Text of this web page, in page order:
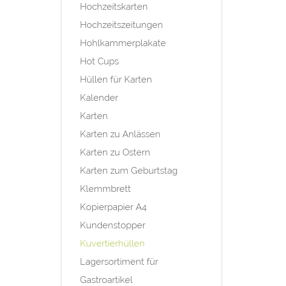
Hochzeitskarten
Hochzeitszeitungen
Hohlkammerplakate
Hot Cups
Hüllen für Karten
Kalender
Karten
Karten zu Anlässen
Karten zu Ostern
Karten zum Geburtstag
Klemmbrett
Kopierpapier A4
Kundenstopper
Kuvertierhüllen
Lagersortiment für
Gastroartikel